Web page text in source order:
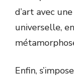
d’art avec
universelle,
Enfin,